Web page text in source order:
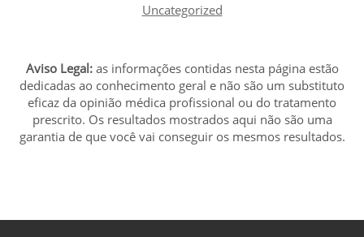
Uncategorized
Aviso Legal:as informações contidas nesta página estão
dedicadas ao conhecimento geral e não são um substituto
eficaz da opinião médica profissional ou do tratamento
prescrito. Os resultados mostrados aqui não são uma
garantia de que você vai conseguir os mesmos resultados.